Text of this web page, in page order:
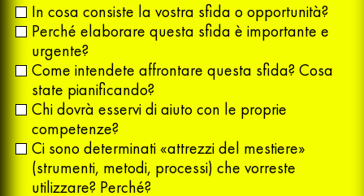
In cosa consiste la vostra sfida o opportunità?
Perché elaborare questa sfida è importante e
urgente?
Come intendete affrontare questa sfida? Cosa
state pianificando?
Chi dovrà esservi di aiuto con le proprie
competenze?
Ci sono determinati «attrezzi del mestiere»
(strumenti, metodi, processi) che vorreste
utilizzare? Perché?